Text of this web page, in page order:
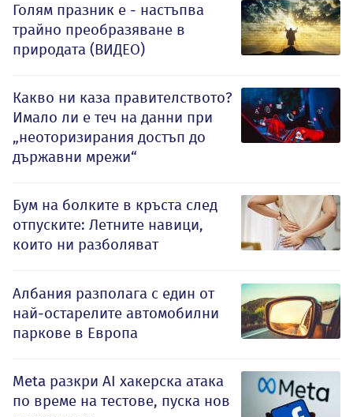
Голям празник е - настъпва
трайно преобразяване в
природата (ВИДЕО)
Какво ни каза правителството?
Имало ли е теч на данни при
„неоторизирания достъп до
държавни мрежи“
Бум на болките в кръста след
отпуските: Летните навици,
които ни разболяват
Албания разполага с един от
най-остарелите автомобилни
паркове в Европа
Meta разкри AI хакерска атака
по време на тестове, пуска нов